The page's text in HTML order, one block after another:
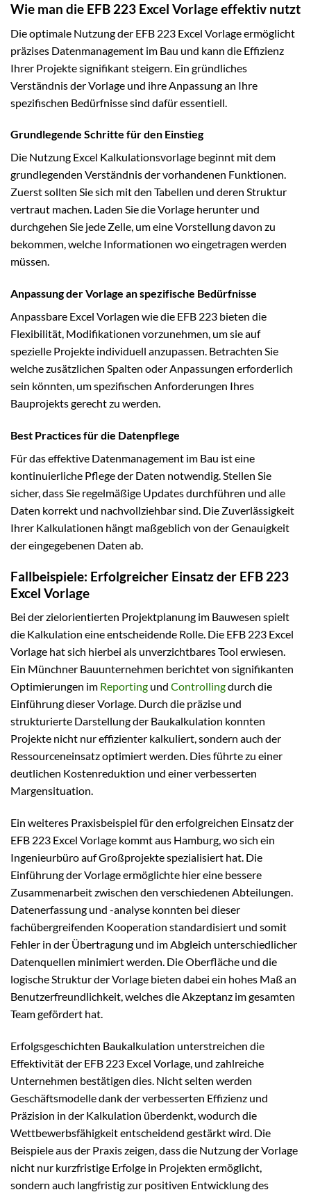
Wie man die EFB 223 Excel Vorlage effektiv nutzt
Die optimale Nutzung der EFB 223 Excel Vorlage ermöglicht
präzises Datenmanagement im Bau und kann die Effizienz
Ihrer Projekte signifikant steigern. Ein gründliches
Verständnis der Vorlage und ihre Anpassung an Ihre
spezifischen Bedürfnisse sind dafür essentiell.
Grundlegende Schritte für den Einstieg
Die Nutzung Excel Kalkulationsvorlage beginnt mit dem
grundlegenden Verständnis der vorhandenen Funktionen.
Zuerst sollten Sie sich mit den Tabellen und deren Struktur
vertraut machen. Laden Sie die Vorlage herunter und
durchgehen Sie jede Zelle, um eine Vorstellung davon zu
bekommen, welche Informationen wo eingetragen werden
müssen.
Anpassung der Vorlage an spezifische Bedürfnisse
Anpassbare Excel Vorlagen wie die EFB 223 bieten die
Flexibilität, Modifikationen vorzunehmen, um sie auf
spezielle Projekte individuell anzupassen. Betrachten Sie
welche zusätzlichen Spalten oder Anpassungen erforderlich
sein könnten, um spezifischen Anforderungen Ihres
Bauprojekts gerecht zu werden.
Best Practices für die Datenpflege
Für das effektive Datenmanagement im Bau ist eine
kontinuierliche Pflege der Daten notwendig. Stellen Sie
sicher, dass Sie regelmäßige Updates durchführen und alle
Daten korrekt und nachvollziehbar sind. Die Zuverlässigkeit
Ihrer Kalkulationen hängt maßgeblich von der Genauigkeit
der eingegebenen Daten ab.
Fallbeispiele: Erfolgreicher Einsatz der EFB 223
Excel Vorlage
Bei der zielorientierten Projektplanung im Bauwesen spielt
die Kalkulation eine entscheidende Rolle. Die EFB 223 Excel
Vorlage hat sich hierbei als unverzichtbares Tool erwiesen.
Ein Münchner Bauunternehmen berichtet von signifikanten
Optimierungen im Reporting und Controllingdurch die
Einführung dieser Vorlage. Durch die präzise und
strukturierte Darstellung der Baukalkulation konnten
Projekte nicht nur effizienter kalkuliert, sondern auch der
Ressourceneinsatz optimiert werden. Dies führte zu einer
deutlichen Kostenreduktion und einer verbesserten
Margensituation.
Ein weiteres Praxisbeispiel für den erfolgreichen Einsatz der
EFB 223 Excel Vorlage kommt aus Hamburg, wo sich ein
Ingenieurbüro auf Großprojekte spezialisiert hat. Die
Einführung der Vorlage ermöglichte hier eine bessere
Zusammenarbeit zwischen den verschiedenen Abteilungen.
Datenerfassung und -analyse konnten bei dieser
fachübergreifenden Kooperation standardisiert und somit
Fehler in der Übertragung und im Abgleich unterschiedlicher
Datenquellen minimiert werden. Die Oberfläche und die
logische Struktur der Vorlage bieten dabei ein hohes Maß an
Benutzerfreundlichkeit, welches die Akzeptanz im gesamten
Team gefördert hat.
Erfolgsgeschichten Baukalkulation unterstreichen die
Effektivität der EFB 223 Excel Vorlage, und zahlreiche
Unternehmen bestätigen dies. Nicht selten werden
Geschäftsmodelle dank der verbesserten Effizienz und
Präzision in der Kalkulation überdenkt, wodurch die
Wettbewerbsfähigkeit entscheidend gestärkt wird. Die
Beispiele aus der Praxis zeigen, dass die Nutzung der Vorlage
nicht nur kurzfristige Erfolge in Projekten ermöglicht,
sondern auch langfristig zur positiven Entwicklung des